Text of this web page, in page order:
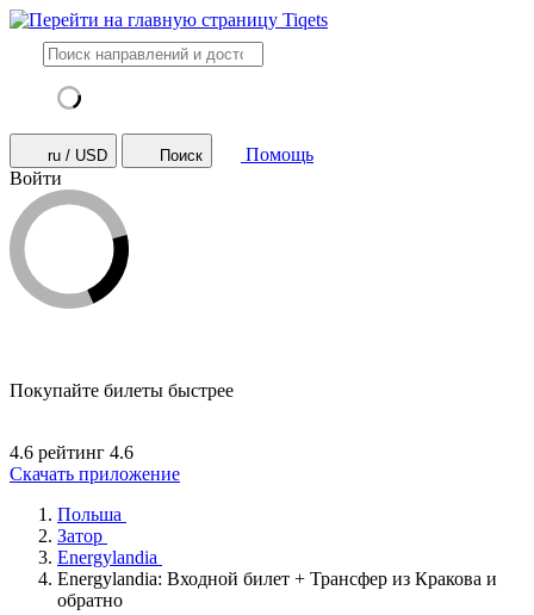
ru / USD Поиск
Помощь
Войти
Покупайте билеты быстрее
4.6 рейтинг 4.6
Скачать приложение
Польша
Затор
Energylandia
Energylandia: Входной билет + Трансфер из Кракова и
обратно